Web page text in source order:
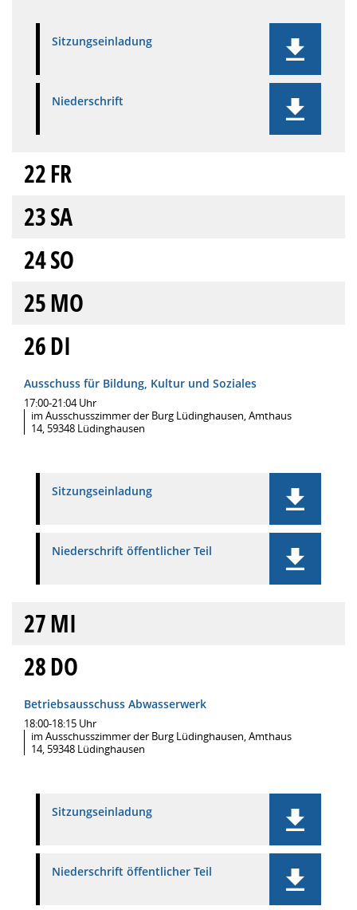
Sitzungseinladung
Niederschrift
22FR
23SA
24SO
25MO
26DI
Ausschuss für Bildung, Kultur und Soziales
17:00-21:04 Uhr
im Ausschusszimmer der Burg Lüdinghausen, Amthaus
14, 59348 Lüdinghausen
Sitzungseinladung
Niederschrift öffentlicher Teil
27MI
28DO
Betriebsausschuss Abwasserwerk
18:00-18:15 Uhr
im Ausschusszimmer der Burg Lüdinghausen, Amthaus
14, 59348 Lüdinghausen
Sitzungseinladung
Niederschrift öffentlicher Teil